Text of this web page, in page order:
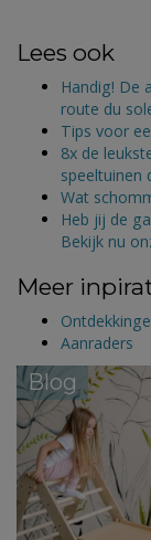
Lees ook
Handig! De
route du
Tips voor
8x de
speeltuinen
Wat
Heb jij de
Bekijk nu
Meer
Aanraders
Blog